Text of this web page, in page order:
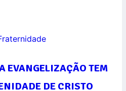
EVANGELIZAÇÃO TEM
DE CRISTO